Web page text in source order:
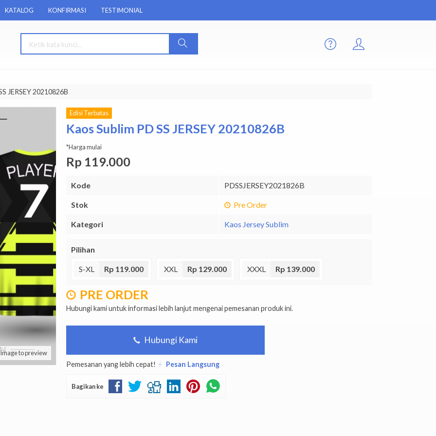
KATALOG KONFIRMASI TESTIMONIAL
JERSEY 20210826B
to preview
Edisi Terbatas
Kaos Sublim PD SS JERSEY 20210826B
*Harga mulai
Rp 119.000
Kode PDSSJERSEY2021826B
Stok Pre Order
Kategori Kaos Jersey Sublim
Pilihan
S-XL Rp 119.000 XXL Rp 129.000 XXXL Rp 139.000
PRE ORDER
Hubungi kami untuk informasi lebih lanjut mengenai pemesanan produk ini.
Hubungi Kami
Pemesanan yang lebih cepat! Pesan Langsung
Bagikan ke